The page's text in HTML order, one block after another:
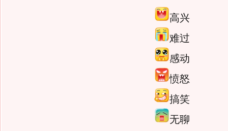
高兴
难过
感动
愤怒
搞笑
无聊